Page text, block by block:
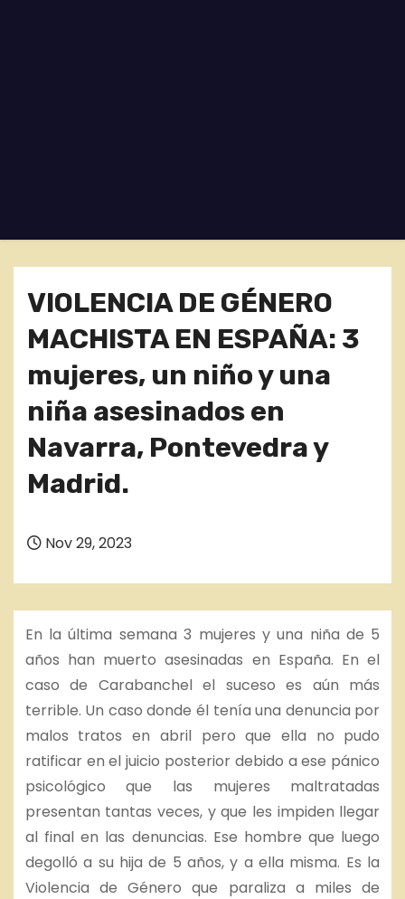
VIOLENCIA DE GÉNERO
MACHISTA EN ESPAÑA: 3
mujeres, un niño y una
niña asesinados en
Navarra, Pontevedra y
Madrid.
Nov 29, 2023
En la última semana 3 mujeres y una niña de 5
años han muerto asesinadas en España. En el
caso de Carabanchel el suceso es aún más
terrible. Un caso donde él tenía una denuncia por
malos tratos en abril pero que ella no pudo
ratificar en el juicio posterior debido a ese pánico
psicológico que las mujeres maltratadas
presentan tantas veces, y que les impiden llegar
al final en las denuncias. Ese hombre que luego
degolló a su hija de 5 años, y a ella misma. Es la
Violencia de Género que paraliza a miles de